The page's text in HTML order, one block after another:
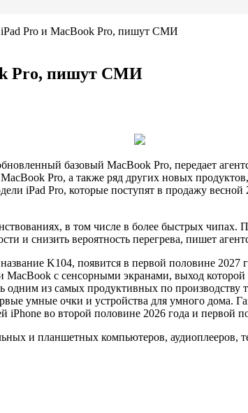
Pro и MacBook Pro, пишут СМИ
Pro, пишут СМИ
базовый MacBook Pro, передает
Pro, а также ряд других новых продуктов,
iPad Pro, которые поступят в продажу
в том числе в более быстрых
и снизить вероятность перегрева, пишет
K104, появится в первой половине
MacBook с сенсорными экранами, выход
одним из самых продуктивных по производству
умные очки и устройства для умного дома.
во второй половине 2026 года и первой
и планшетных компьютеров,